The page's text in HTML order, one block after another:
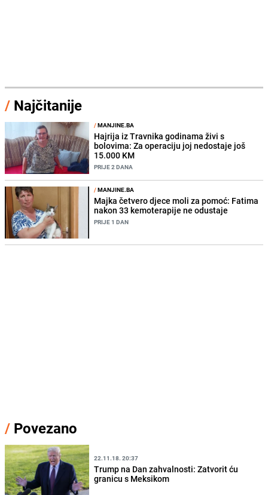
/ Najčitanije
/MANJINE.BA
Hajrija iz Travnika godinama živi s
bolovima: Za operaciju joj nedostaje još
15.000 KM
PRIJE 2 DANA
/MANJINE.BA
Majka četvero djece moli za pomoć: Fatima
nakon 33 kemoterapije ne odustaje
PRIJE 1 DAN
/ Povezano
22.11.18. 20:37
Trump na Dan zahvalnosti: Zatvorit ću
granicu s Meksikom